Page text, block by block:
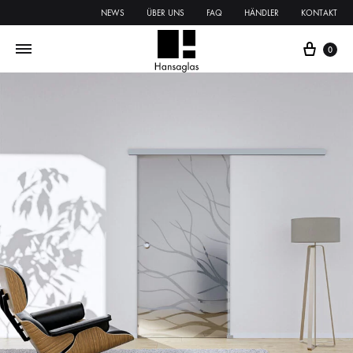
NEWS ÜBER UNS FAQ HÄNDLER KONTAKT
0